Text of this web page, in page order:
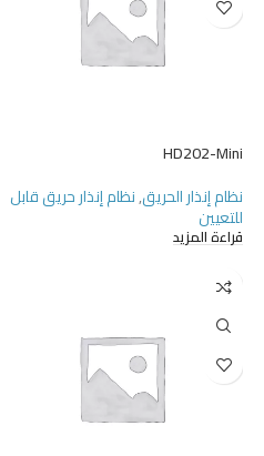
HD202-Mini
نظام إنذار الحريق,نظام إنذار حريق قابل
للتعيين
قراءة المزيد